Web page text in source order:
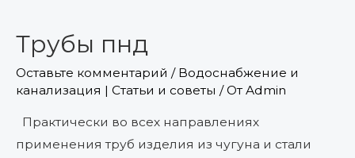
Трубы пнд
Оставьте комментарий / Водоснабжение и
канализация | Статьи и советы / От Admin
Практически во всех направлениях
применения труб изделия из чугуна и стали